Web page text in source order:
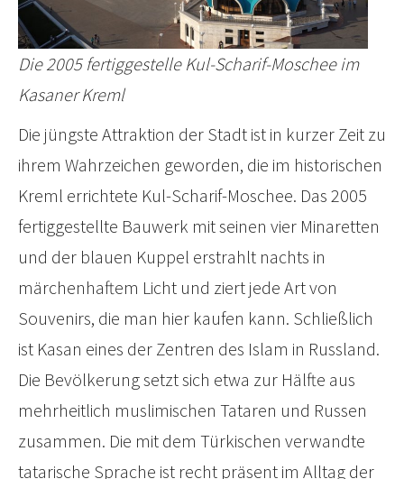
Die 2005 fertiggestelle Kul-Scharif-Moschee im
Kasaner Kreml
Die jüngste Attraktion der Stadt ist in kurzer Zeit zu
ihrem Wahrzeichen geworden, die im historischen
Kreml errichtete Kul-Scharif-Moschee. Das 2005
fertiggestellte Bauwerk mit seinen vier Minaretten
und der blauen Kuppel erstrahlt nachts in
märchenhaftem Licht und ziert jede Art von
Souvenirs, die man hier kaufen kann. Schließlich
ist Kasan eines der Zentren des Islam in Russland.
Die Bevölkerung setzt sich etwa zur Hälfte aus
mehrheitlich muslimischen Tataren und Russen
zusammen. Die mit dem Türkischen verwandte
tatarische Sprache ist recht präsent im Alltag der